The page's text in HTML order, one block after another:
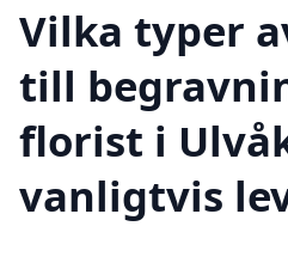
Vilka typer
till
florist i
vanligtvis